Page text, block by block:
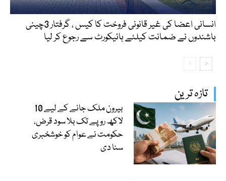
تازہ ترین
بیرون ملک جانے کے لیے 10
لاکھ روپے تک بلا سود قرض،
حکومت نے عوام کو خوشخبری
سنا دی
انسانی اعضا کی غیر قانونی فروخت کا کیس ، گرفتار 3چینی
باشندوں نے ضمانت کیلئے ہائیکورٹ سے رجوع کر لیا